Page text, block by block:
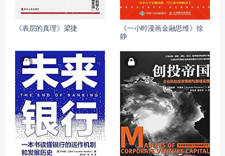
《表层的真理》梁捷
《一小时漫画金融思维》徐
静